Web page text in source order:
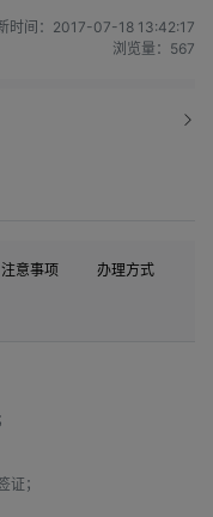
时间： 2017-07-18 13:42:17
浏览量： 567
注意事项 办理方式
；